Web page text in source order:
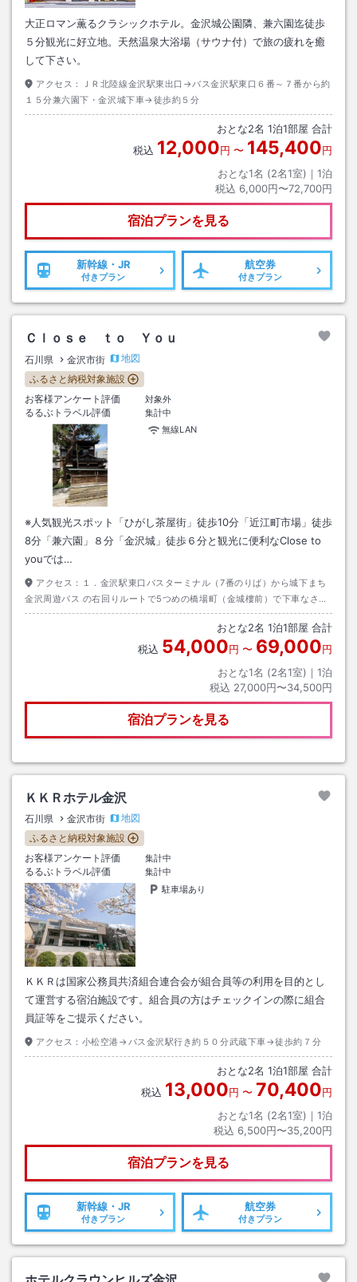
大正ロマン薫るクラシックホテル。金沢城公園隣、兼六園迄徒歩
５分観光に好立地。天然温泉大浴場（サウナ付）で旅の疲れを癒
して下さい。
アクセス：
ＪＲ北陸線金沢駅東出口→バス金沢駅東口６番～７番から約
１５分兼六園下・金沢城下車→徒歩約５分
おとな2名 1泊1部屋 合計
税込 12,000円 〜 145,400円
おとな1名 (2名1室)｜ 1泊
税込 6,000円〜72,700円
宿泊プランを見る
新幹線・JR
付きプラン
航空券
付きプラン
Ｃｌｏｓｅ ｔｏ Ｙｏｕ
石川県 金沢市街
地図
ふるさと納税対象施設
お客様アンケート評価
対象外
るるぶトラベル評価
集計中
無線LAN
※人気観光スポット「ひがし茶屋街」徒歩10分「近江町市場」徒歩
8分「兼六園」８分「金沢城」徒歩６分と観光に便利なClose to
youでは…
アクセス：
１．金沢駅東口バスターミナル（7番のりば）から城下まち
金沢周遊バス の右回りルートで5つめの橋場町（金城樓前）で下車なさる
と徒歩約４分。運賃２１０円。バスは毎時００、１５、３０、４５分発で
す。２．タクシーは金沢駅東口タクシー乗り場から約１０分。運賃約１５
おとな2名 1泊1部屋 合計
税込 54,000円 〜 69,000円
おとな1名 (2名1室)｜ 1泊
税込 27,000円〜34,500円
宿泊プランを見る
ＫＫＲホテル金沢
石川県 金沢市街
地図
ふるさと納税対象施設
お客様アンケート評価
集計中
るるぶトラベル評価
集計中
駐車場あり
ＫＫＲは国家公務員共済組合連合会が組合員等の利用を目的とし
て運営する宿泊施設です。組合員の方はチェックインの際に組合
員証等をご提示ください。
アクセス： 小松空港→バス金沢駅行き約５０分武蔵下車→徒歩約７分
おとな2名 1泊1部屋 合計
税込 13,000円 〜 70,400円
おとな1名 (2名1室)｜ 1泊
税込 6,500円〜35,200円
宿泊プランを見る
新幹線・JR
付きプラン
航空券
付きプラン